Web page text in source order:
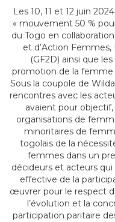
Les 10, 11 et 12 juin
« mouvement 50 %
du Togo en
et d’Action
(GF2D) ainsi que
promotion de la
Sous la coupole de
rencontres avec les
avaient pour
organisations de
minoritaires de
togolais de la
femmes dans un
décideurs et acteurs
effective de la
œuvrer pour le respect
l’évolution et la
participation paritaire